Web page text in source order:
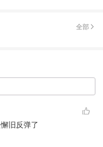
簡單的重量到後來變成了
動（周六野April han或者
fit跟Mayfit(重量）再變
的深蹲🥹，反正就是越來
全部
旧反弹了